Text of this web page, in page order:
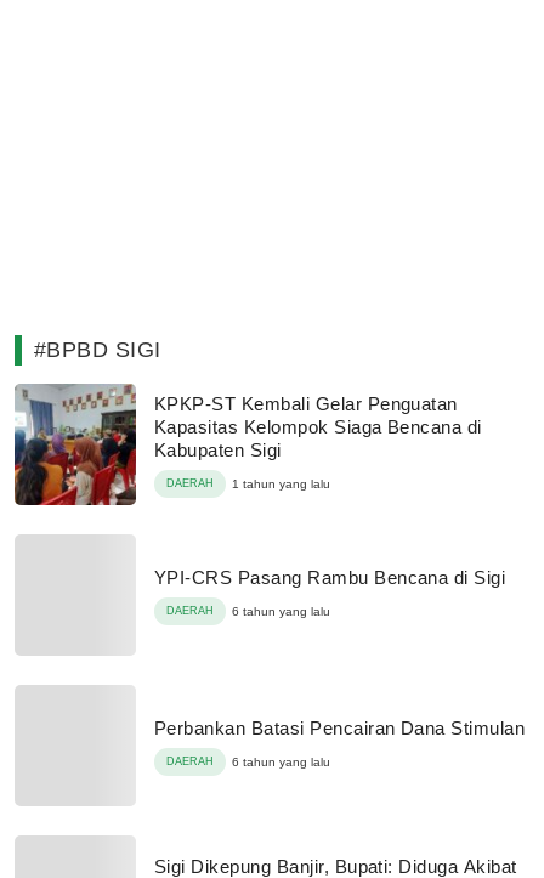
#BPBD SIGI
KPKP-ST Kembali Gelar Penguatan
Kapasitas Kelompok Siaga Bencana di
Kabupaten Sigi
DAERAH 1 tahun yang lalu
YPI-CRS Pasang Rambu Bencana di Sigi
DAERAH 6 tahun yang lalu
Perbankan Batasi Pencairan Dana Stimulan
DAERAH 6 tahun yang lalu
Sigi Dikepung Banjir, Bupati: Diduga Akibat